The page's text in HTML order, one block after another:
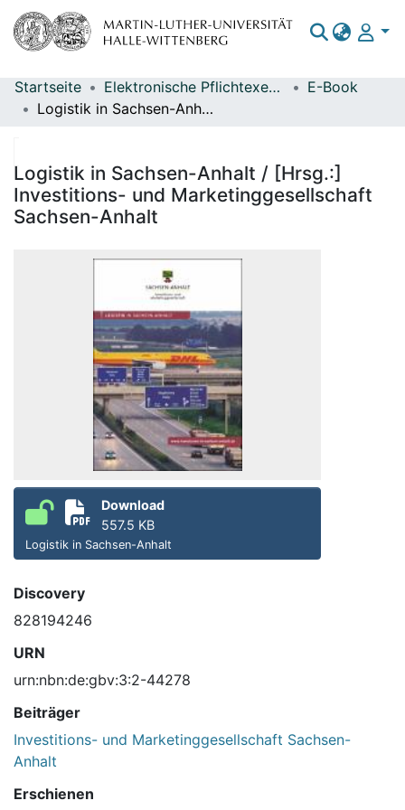
Bereiche & Sammlungen
Statistiken
Startseite Elektronische Pflichtexemplare
E-Book
Logistik in Sachsen-Anhalt / [Hrsg.:] Investitions- und Marketinggesellschaft Sachsen-Anhalt
Logistik in Sachsen-Anhalt / [Hrsg.:]
Investitions- und Marketinggesellschaft
Sachsen-Anhalt
Download
557.5 KB
Logistik in Sachsen-Anhalt
Discovery
828194246
URN
urn:nbn:de:gbv:3:2-44278
Beiträger
Investitions- und Marketinggesellschaft Sachsen-
Anhalt
Erschienen